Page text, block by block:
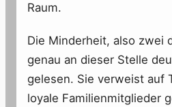
Raum.
Die Minderheit, also zwei
genau an dieser Stelle
gelesen. Sie verweist auf
loyale Familienmitglieder